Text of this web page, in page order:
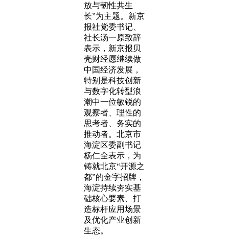
放与韧性共生
长”为主题。新京
报社党委书记、
社长汤一原致辞
表示，新京报贝
壳财经愿继续做
中国经济发展，
特别是科技创新
与数字化转型浪
潮中一位敏锐的
观察者、理性的
思考者、务实的
推动者。北京市
海淀区委副书记
杨仁全表示，为
铸就北京“开源之
都”的金字招牌，
海淀持续夯实基
础核心要素、打
造标杆应用场景
及优化产业创新
生态。